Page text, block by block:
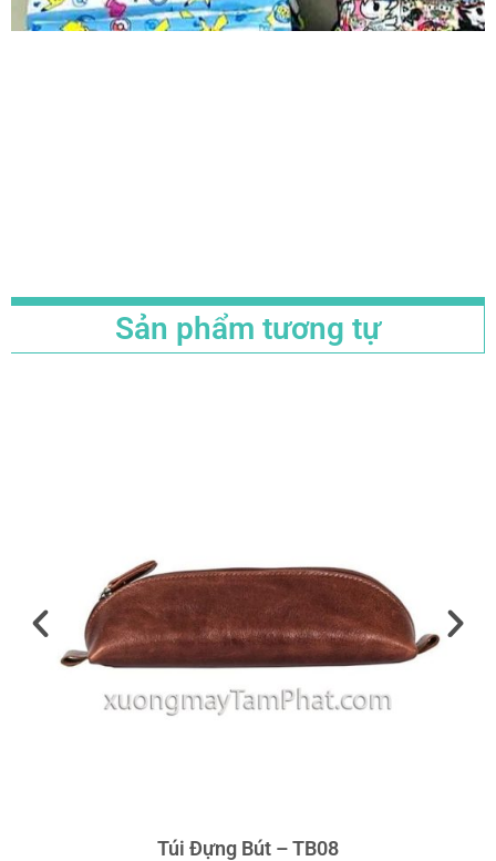
Sản phẩm tương tự
Túi Đựng Bút – TB08